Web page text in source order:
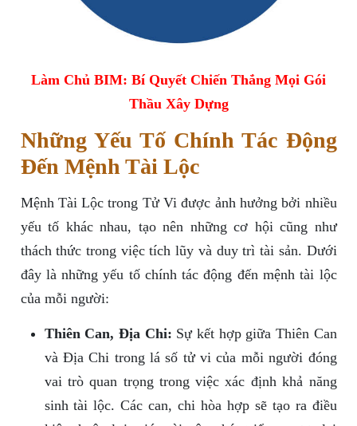
Làm Chủ BIM: Bí Quyết Chiến Thắng Mọi Gói
Thầu Xây Dựng
Những Yếu Tố Chính Tác Động
Đến Mệnh Tài Lộc
Mệnh Tài Lộc trong Tử Vi được ảnh hưởng bởi nhiều
yếu tố khác nhau, tạo nên những cơ hội cũng như
thách thức trong việc tích lũy và duy trì tài sản. Dưới
đây là những yếu tố chính tác động đến mệnh tài lộc
của mỗi người:
Thiên Can, Địa Chi: Sự kết hợp giữa Thiên Can
và Địa Chi trong lá số tử vi của mỗi người đóng
vai trò quan trọng trong việc xác định khả năng
sinh tài lộc. Các can, chi hòa hợp sẽ tạo ra điều